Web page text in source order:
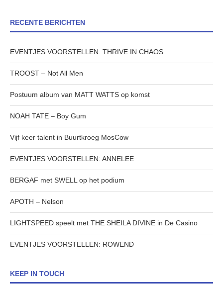
RECENTE BERICHTEN
EVENTJES VOORSTELLEN: THRIVE IN CHAOS
TROOST – Not All Men
Postuum album van MATT WATTS op komst
NOAH TATE – Boy Gum
Vijf keer talent in Buurtkroeg MosCow
EVENTJES VOORSTELLEN: ANNELEE
BERGAF met SWELL op het podium
APOTH – Nelson
LIGHTSPEED speelt met THE SHEILA DIVINE in De Casino
EVENTJES VOORSTELLEN: ROWEND
KEEP IN TOUCH